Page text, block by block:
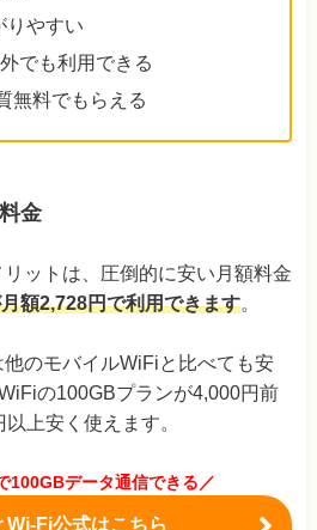
りやすい
でも利用できる
無料でもらえる
金
ットは、圧倒的に安い月額料金
額2,728円で利用できます。
のモバイルWiFiと比べても安
の100GBプランが4,000円前
上安く使えます。
100GBデータ通信できる／
Wi-Fi公式はこちら